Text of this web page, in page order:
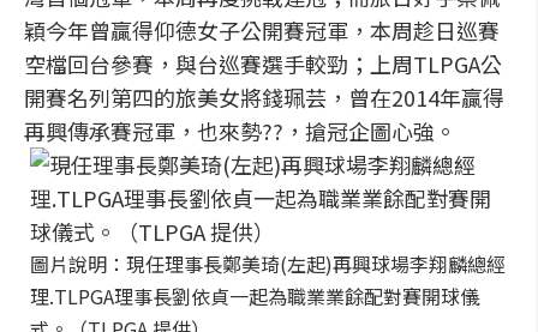
穎今年曾贏得仰德女子公開賽冠軍，本周趁日巡賽
空檔回台參賽，與台巡賽選手較勁；上周TLPGA公
開賽名列第四的旅美女將錢珮芸，曾在2014年贏得
再興傳承賽冠軍，也來勢??，搶冠企圖心強。
圖片說明：現任理事長鄭美琦(左起)再興球場李翔麟總經
理.TLPGA理事長劉依貞一起為職業業餘配對賽開球儀